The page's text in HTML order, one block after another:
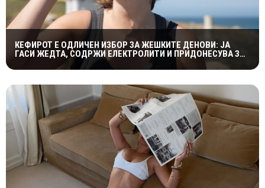
КЕФИРОТ Е ОДЛИЧЕН ИЗБОР ЗА ЖЕШКИТЕ ДЕНОВИ: ЈА
ГАСИ ЖЕДТА, СОДРЖИ ЕЛЕКТРОЛИТИ И ПРИДОНЕСУВА ЗА
ЗДРАВА ДИГЕСТИЈА